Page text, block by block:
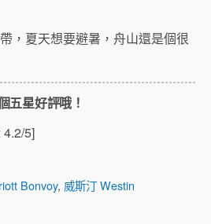
，夏天想要避暑，舟山還是個很
五星好評哦！
4.2/5]
Bonvoy, 威斯汀 Westin